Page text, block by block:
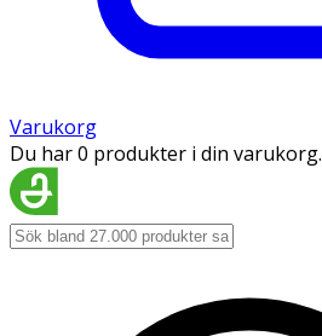
Varukorg
Du har 0 produkter i din varukorg.